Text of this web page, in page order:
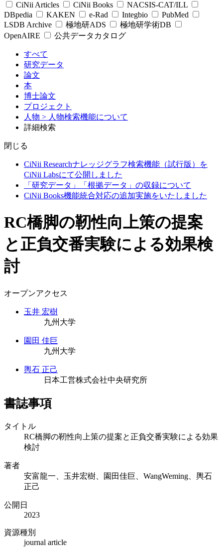
CiNii Articles
CiNii Books
NACSIS-CAT/ILL
DBpedia
KAKEN e-Rad Integbio
PubMed
LSDB Archive
極地研ADS
極地研学術DB
OpenAIRE
公共データカタログ
すべて
研究データ
論文
本
博士論文
プロジェクト
人物 > 人物検索機能について
詳細検索
閉じる
CiNii Researchナレッジグラフ検索機能（試行版）を
CiNii Labsにて公開しました
「研究データ」「根拠データ」の収録について
CiNii Books機能統合対応の追加実施をいたしました
RC橋脚の靭性向上策の提案
と正負交番実験による効果検
討
オープンアクセス
玉井 宏樹
九州大学
園田 佳巨
九州大学
輿石 正己
日本工営株式会社中央研究所
書誌事項
タイトル
RC橋脚の靭性向上策の提案と正負交番実験による効果
検討
著者
安富龍一、玉井宏樹、園田佳巨、WangWeming、輿石
正己
公開日
2023
資源種別
journal article